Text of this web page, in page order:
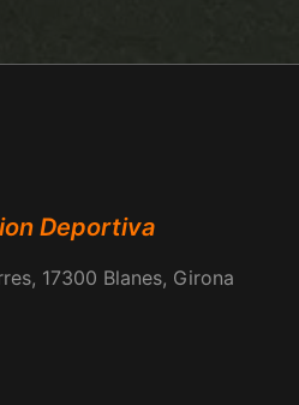
Deportiva
17300 Blanes, Girona